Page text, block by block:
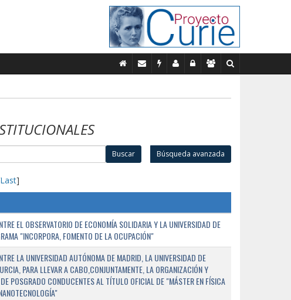
Buscar Búsqueda avanzada
Last]
EL OBSERVATORIO DE ECONOMÍA SOLIDARIA Y LA UNIVERSIDAD DE
"INCORPORA, FOMENTO DE LA OCUPACIÓN"
LA UNIVERSIDAD AUTÓNOMA DE MADRID, LA UNIVERSIDAD DE
PARA LLEVAR A CABO,CONJUNTAMENTE, LA ORGANIZACIÓN Y
POSGRADO CONDUCENTES AL TÍTULO OFICIAL DE "MÁSTER EN FÍSICA